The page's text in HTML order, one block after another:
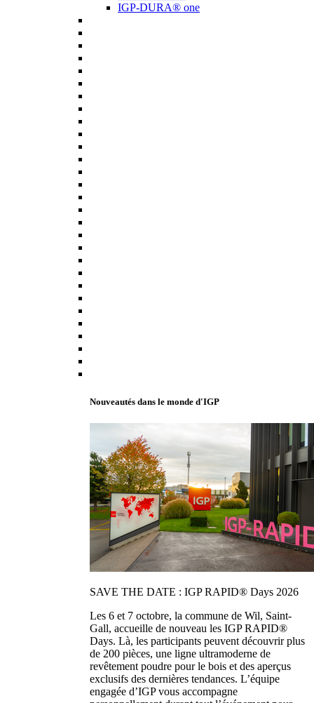
IGP-DURA® one
Nouveautés dans le monde d'IGP
SAVE THE DATE : IGP RAPID® Days 2026
Les 6 et 7 octobre, la commune de Wil, Saint-
Gall, accueille de nouveau les IGP RAPID®
Days. Là, les participants peuvent découvrir plus
de 200 pièces, une ligne ultramoderne de
revêtement poudre pour le bois et des aperçus
exclusifs des dernières tendances. L’équipe
engagée d’IGP vous accompagne